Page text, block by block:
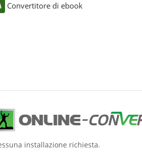
Convertitore di ebook
installazione richiesta.